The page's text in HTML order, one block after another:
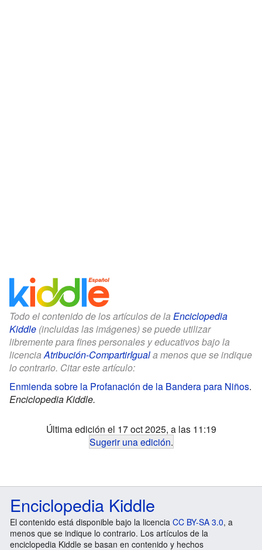
Todo el contenido de los artículos de la Enciclopedia
Kiddle (incluidas las imágenes) se puede utilizar
libremente para fines personales y educativos bajo la
licenciaAtribución-CompartirIguala menos que se indique
lo contrario. Citar este artículo:
Enmienda sobre la Profanación de la Bandera para Niños.
Enciclopedia Kiddle.
Última edición el 17 oct 2025, a las 11:19
Sugerir una edición.
Enciclopedia Kiddle
El contenido está disponible bajo la licencia CC BY-SA 3.0, a
menos que se indique lo contrario. Los artículos de la
enciclopedia Kiddle se basan en contenido y hechos